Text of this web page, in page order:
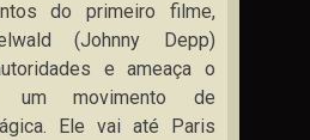
do primeiro filme,
(Johnny Depp)
e ameaça o
um movimento de
Ele vai até Paris